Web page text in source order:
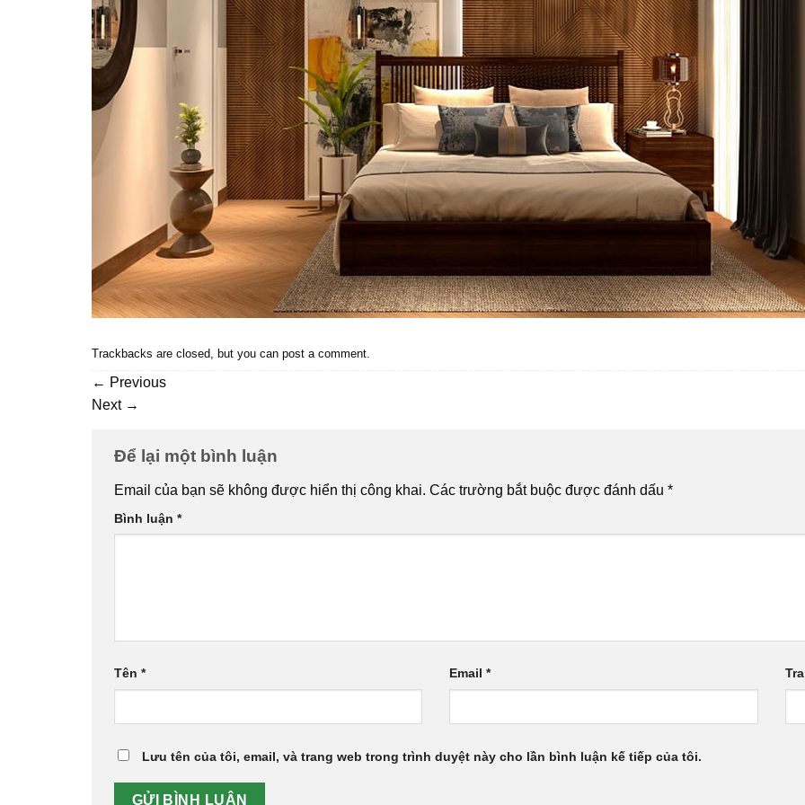
Trackbacks are closed, but you can post a comment.
← Previous
Next →
Để lại một bình luận
Email của bạn sẽ không được hiển thị công khai. Các trường bắt buộc được đánh dấu *
Bình luận *
Tên * Email*
Lưu tên của tôi, email, và trang web trong trình duyệt này cho lần bình luận kế tiếp của tôi.